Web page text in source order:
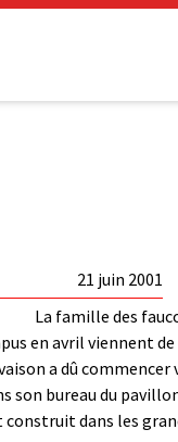
21 juin 2001
La famille des
en avril viennent
a dû
bureau du
dans les